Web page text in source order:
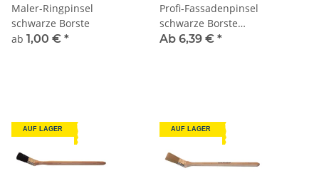
Maler-Ringpinsel
schwarze Borste
ab 1,00 € *
Profi-Fassadenpinsel
schwarze Borste
rostfrei
Ab 6,39 € *
AUF LAGER AUF LAGER